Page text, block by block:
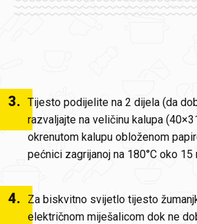
3. Tijesto podijelite na 2 dijela (da
razvaljajte na veličinu kalupa
okrenutom kalupu obloženom
pećnici zagrijanoj na 180°C oko 15
4.
Za biskvitno svijetlo tijesto
električnom miješalicom dok ne